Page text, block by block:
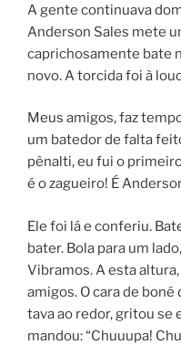
A gente continuava
Anderson Sales mete
caprichosamente bate
novo. A torcida foi à
Meus amigos, faz
um batedor de falta
pênalti, eu fui o
é o zagueiro! É
Ele foi lá e conferiu.
bater. Bola para um
Vibramos. A esta
amigos. O cara de boné
tava ao redor, gritou se
mandou: “Chuuupa!